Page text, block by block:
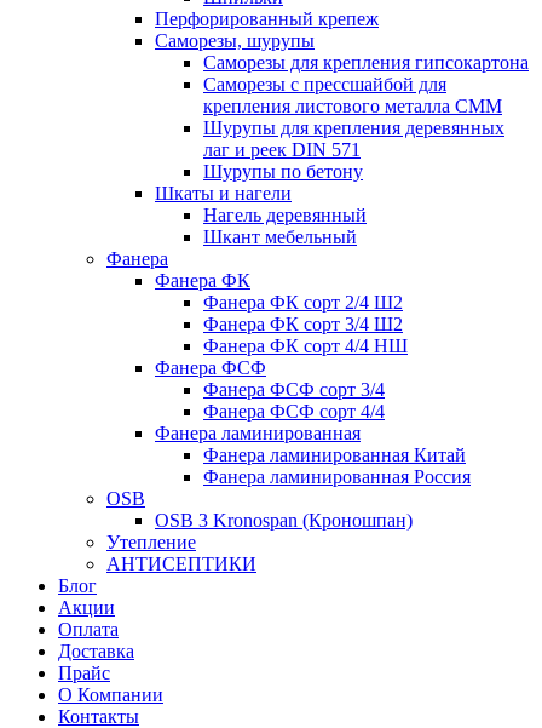
Перфорированный крепеж
Саморезы, шурупы
Саморезы для крепления гипсокартона
Саморезы с прессшайбой для
крепления листового металла СММ
Шурупы для крепления деревянных
лаг и реек DIN 571
Шурупы по бетону
Шкаты и нагели
Нагель деревянный
Шкант мебельный
Фанера
Фанера ФК
Фанера ФК сорт 2/4 Ш2
Фанера ФК сорт 3/4 Ш2
Фанера ФК сорт 4/4 НШ
Фанера ФСФ
Фанера ФСФ сорт 3/4
Фанера ФСФ сорт 4/4
Фанера ламинированная
Фанера ламинированная Китай
Фанера ламинированная Россия
OSB
OSB 3 Kronospan (Кроношпан)
Утепление
АНТИСЕПТИКИ
Блог
Акции
Оплата
Доставка
Прайс
О Компании
Контакты